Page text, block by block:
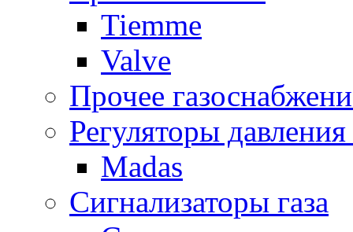
Tiemme
Valve
Прочее
Регуляторы давления
Madas
Сигнализаторы газа